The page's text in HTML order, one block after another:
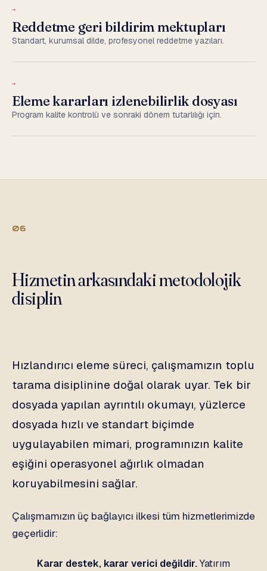
→
Reddetme geri bildirim mektupları
Standart, kurumsal dilde, profesyonel reddetme yazıları.
→
Eleme kararları izlenebilirlik dosyası
Program kalite kontrolü ve sonraki dönem tutarlılığı için.
06
Hizmetin arkasındaki metodolojik
disiplin
Hızlandırıcı eleme süreci, çalışmamızın toplu
tarama disiplinine doğal olarak uyar. Tek bir
dosyada yapılan ayrıntılı okumayı, yüzlerce
dosyada hızlı ve standart biçimde
uygulayabilen mimari, programınızın kalite
eşiğini operasyonel ağırlık olmadan
koruyabilmesini sağlar.
Çalışmamızın üç bağlayıcı ilkesi tüm hizmetlerimizde
geçerlidir:
Karar destek, karar verici değildir.Yatırım